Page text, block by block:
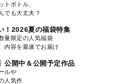
トボトル、
でも大丈夫？
！2026夏の福袋特集
量限定の人気福袋
内容を最速でお届け
公開中＆公開予定作品
ルや
人気作